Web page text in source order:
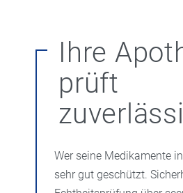
Ihre
prüft
Wer seine Medikamente
sehr gut geschützt.